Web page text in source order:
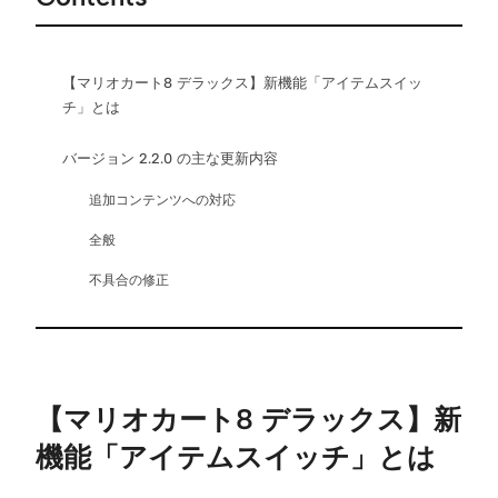
【マリオカート8 デラックス】新機能「アイテムスイッ
チ」とは
バージョン 2.2.0 の主な更新内容
追加コンテンツへの対応
全般
不具合の修正
【マリオカート8 デラックス】新
機能「アイテムスイッチ」とは